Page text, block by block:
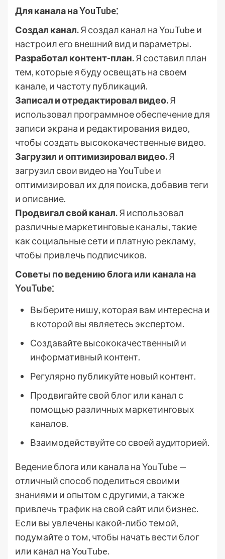
Для канала на YouTube⁚
Создал канал.Я создал канал на YouTube и
настроил его внешний вид и параметры.
Разработал контент-план.Я составил план
тем, которые я буду освещать на своем
канале, и частоту публикаций.
Записал и отредактировал видео.Я
использовал программное обеспечение для
записи экрана и редактирования видео,
чтобы создать высококачественные видео.
Загрузил и оптимизировал видео.Я
загрузил свои видео на YouTube и
оптимизировал их для поиска, добавив теги
и описание.
Продвигал свой канал.Я использовал
различные маркетинговые каналы, такие
как социальные сети и платную рекламу,
чтобы привлечь подписчиков.
Советы по ведению блога или канала на
YouTube⁚
Выберите нишу, которая вам интересна и
в которой вы являетесь экспертом.
Создавайте высококачественный и
информативный контент.
Регулярно публикуйте новый контент.
Продвигайте свой блог или канал с
помощью различных маркетинговых
каналов.
Взаимодействуйте со своей аудиторией.
Ведение блога или канала на YouTube —
отличный способ поделиться своими
знаниями и опытом с другими, а также
привлечь трафик на свой сайт или бизнес.
Если вы увлечены какой-либо темой,
подумайте о том, чтобы начать вести блог
или канал на YouTube.